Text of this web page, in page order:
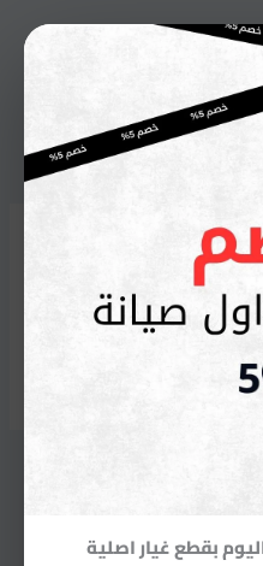
بقطع غيار اصلية